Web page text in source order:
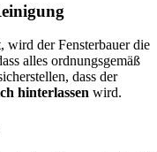
wird der Fensterbauer die
alles ordnungsgemäß
dass der
hinterlassen wird.